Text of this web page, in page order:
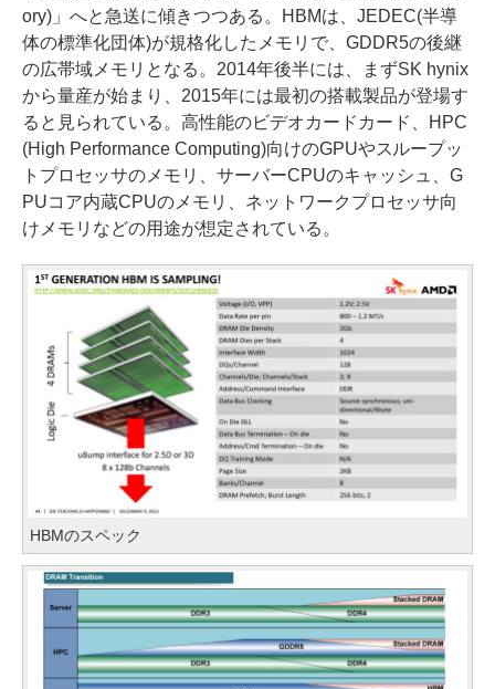
ory)」へと急送に傾きつつある。HBMは、JEDEC(半導
体の標準化団体)が規格化したメモリで、GDDR5の後継
の広帯域メモリとなる。2014年後半には、まずSK hynix
から量産が始まり、2015年には最初の搭載製品が登場す
ると見られている。高性能のビデオカードカード、HPC
(High Performance Computing)向けのGPUやスループッ
トプロセッサのメモリ、サーバーCPUのキャッシュ、G
PUコア内蔵CPUのメモリ、ネットワークプロセッサ向
けメモリなどの用途が想定されている。
HBMのスペック